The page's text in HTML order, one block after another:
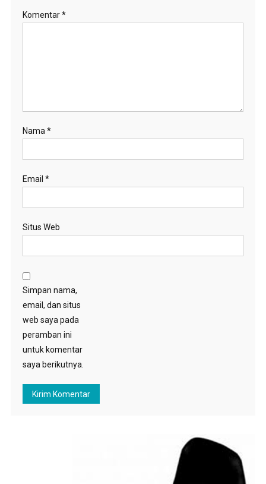
Komentar*
Nama *
Email *
Situs Web
Simpan nama,
email, dan situs
web saya pada
peramban ini
untuk komentar
saya berikutnya.